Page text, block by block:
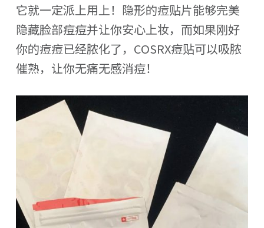
它就一定派上用上！隐形的痘贴片能够完美
隐藏脸部痘痘并让你安心上妆，而如果刚好
你的痘痘已经脓化了，COSRX痘贴可以吸脓
催熟，让你无痛无感消痘！